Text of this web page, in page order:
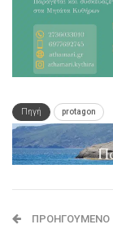
Πηγή protagon
ΠΡΟΗΓΟΎΜΕΝΟ